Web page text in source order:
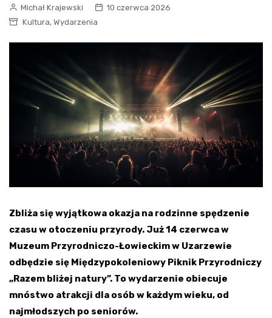
Michał Krajewski
10 czerwca 2026
Kultura, Wydarzenia
Zbliża się wyjątkowa okazja na rodzinne spędzenie
czasu w otoczeniu przyrody. Już 14 czerwca w
Muzeum Przyrodniczo-Łowieckim w Uzarzewie
odbędzie się Międzypokoleniowy Piknik Przyrodniczy
„Razem bliżej natury”. To wydarzenie obiecuje
mnóstwo atrakcji dla osób w każdym wieku, od
najmłodszych po seniorów.